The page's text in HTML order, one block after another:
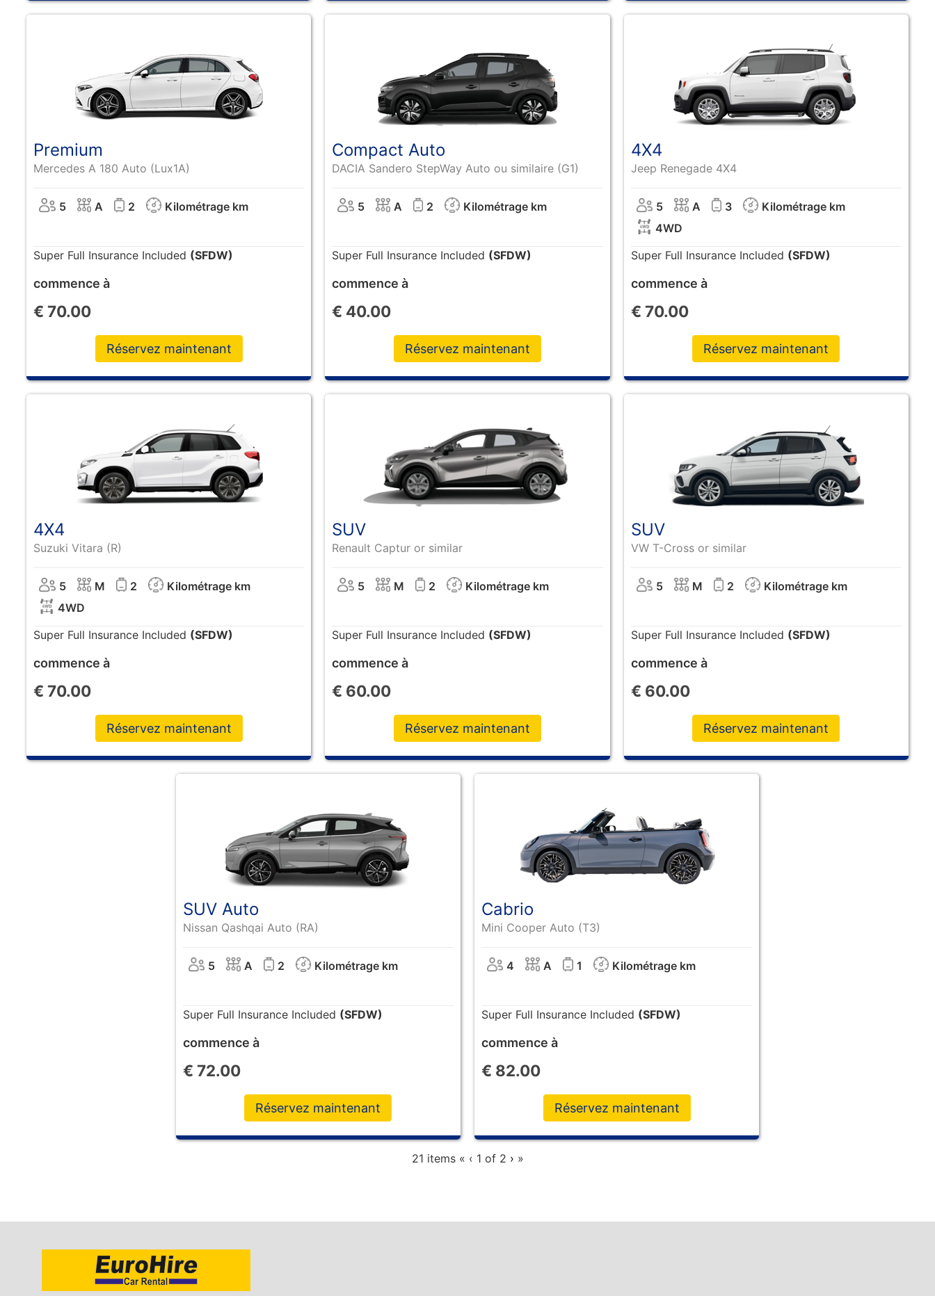
Premium
Mercedes A 180 Auto (Lux1A)
5 A 2 Kilométrage km
Super Full Insurance Included (SFDW)
commence à
€ 70.00
Réservez maintenant
Compact Auto
DACIA Sandero StepWay Auto ou similaire (G1)
5 A 2 Kilométrage km
Super Full Insurance Included (SFDW)
commence à
€ 40.00
Réservez maintenant
4X4
Jeep Renegade 4X4
5 A 3
Kilométrage km
4WD
Super Full Insurance Included (SFDW)
commence à
€ 70.00
Réservez maintenant
4X4
Suzuki Vitara (R)
5 M 2
Kilométrage km
4WD
Super Full Insurance Included (SFDW)
commence à
€ 70.00
Réservez maintenant
SUV
Renault Captur or similar
5 M 2 Kilométrage km
Super Full Insurance Included (SFDW)
commence à
€ 60.00
Réservez maintenant
SUV
VW T-Cross or similar
5 M 2 Kilométrage km
Super Full Insurance Included (SFDW)
commence à
€ 60.00
Réservez maintenant
SUV Auto
Nissan Qashqai Auto (RA)
5 A 2 Kilométrage km
Super Full Insurance Included (SFDW)
commence à
€ 72.00
Réservez maintenant
Cabrio
Mini Cooper Auto (T3)
4 A 1 Kilométrage km
Super Full Insurance Included (SFDW)
commence à
€ 82.00
Réservez maintenant
21 items « ‹ 1 of 2 › »